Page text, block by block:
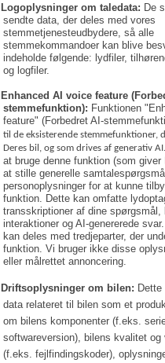
Logoplysninger om taledata: De
sendte data, der deles med vores
stemmetjenesteudbydere, så alle
stemmekommandoer kan blive
indeholde følgende: lydfiler,
og logfiler.
Enhanced AI voice feature
stemmefunktion): Funktionen
feature" (Forbedret AI-
til de eksisterende stemmefunktioner,
Deres bil, og som drives af generativ AI.
at bruge denne funktion (som giver
at stille generelle
personoplysninger for at kunne
funktion. Dette kan omfatte
transskriptioner af dine spørgsmål,
interaktioner og AI-genererede
kan deles med tredjeparter, der
funktion. Vi bruger ikke disse
eller målrettet annoncering.
Driftsoplysninger om bilen:
data relateret til bilen som et
om bilens komponenter (f.eks.
softwareversion), bilens kvalitet og
(f.eks. fejlfindingskoder),